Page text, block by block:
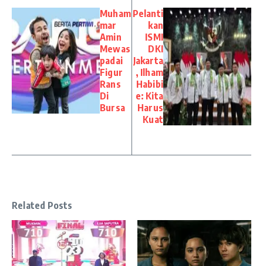
Muham
mar
Amin
Mewas
padai
Figur
Rans
Di
Bursa
Pelanti
kan
ISMI
DKI
Jakarta
, Ilham
Habibi
e: Kita
Harus
Kuat
Related Posts